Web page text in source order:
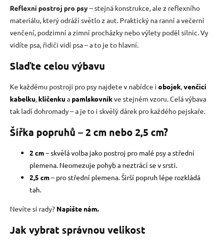
Reflexní postroj pro psy– stejná konstrukce, ale z reflexního
materiálu, který odráží světlo z aut. Praktický na ranní a večerní
venčení, podzimní a zimní procházky nebo výlety podél silnic. Vy
vidíte psa, řidiči vidí psa – a to je to hlavní.
Slaďte celou výbavu
Ke každému postroji pro psy najdete v nabídce i obojek venčicí
kabelku klíčenkua pamlskovníkve stejném vzoru. Celá výbava
tak ladí dohromady – a je to i skvělý dárek pro každého pejskaře.
Šířka popruhů – 2 cm nebo 2,5 cm?
2 cm– skvělá volba jako postroj pro malé psy a střední
plemena. Neomezuje pohyb a neztrácí se v srsti.
2,5 cm– pro střední plemena. Širší popruh lépe rozkládá
tah.
Nevíte si rady? Napište nám.
Jak vybrat správnou velikost